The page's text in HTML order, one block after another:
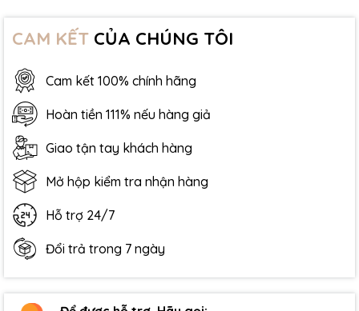
CAM KẾT CỦA CHÚNG TÔI
Cam kết 100% chính hãng
Hoàn tiền 111% nếu hàng giả
Giao tận tay khách hàng
Mở hộp kiểm tra nhận hàng
Hỗ trợ 24/7
Đổi trả trong 7 ngày